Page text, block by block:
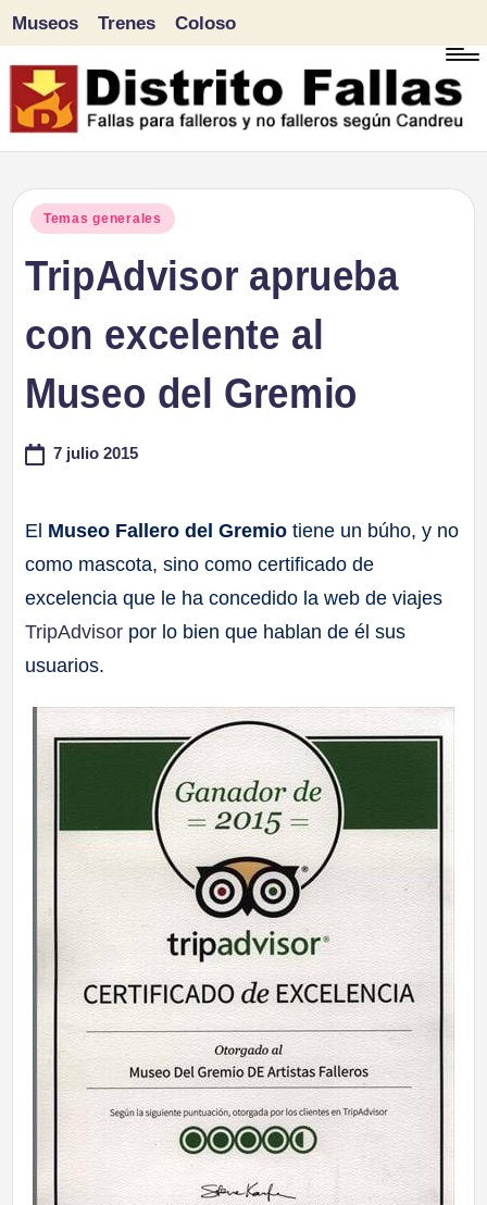
Saltar
al
Museos Trenes Coloso
Publicado
Temas generales
TripAdvisor aprueba
con excelente al
Museo del Gremio
7 julio 2015
El Museo Fallero del Gremio tiene un búho, y no
como mascota, sino como certificado de
excelencia que le ha concedido la web de viajes
TripAdvisor por lo bien que hablan de él sus
usuarios.